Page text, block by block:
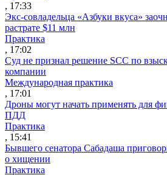
, 17:33
Экс-совладельца «Азбуки вкуса»
растрате $11 млн
Практика
, 17:02
Суд не признал решение SCC по
компании
Международная практика
, 17:01
Дроны могут начать применять для
ПДД
Практика
, 15:41
Бывшего сенатора Сабадаша
о хищении
Практика